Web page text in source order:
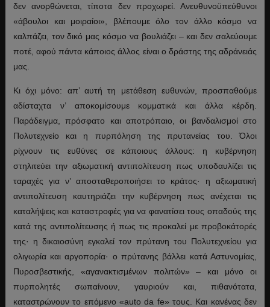
δεν ανορθώνεται, τίποτα δεν προχωρεί. Ανευθυνοϋπεύθυνοι
«άβουλοι και μοιραίοι», βλέπουμε όλο τον άλλο κόσμο να
καλπάζει, τον δικό μας κόσμο να βουλιάζει – και δεν σαλεύουμε
ποτέ, αφού πάντα κάποιος άλλος είναι ο δράστης της αδράνειάς
μας.
Κι όχι μόνο: απ’ αυτή τη μετάθεση ευθυνών, προσπαθούμε
αδίσταχτα ν’ αποκομίσουμε κομματικά και άλλα κέρδη.
Παράδειγμα, πρόσφατο και αποτρόπαιο, οι βανδαλισμοί στο
Πολυτεχνείο και η πυρπόληση της πρυτανείας του. Όλοι
ρίχνουν τις ευθύνες σε κάποιους άλλους: η κυβέρνηση
στηλιτεύει την αξιωματική αντιπολίτευση πως υποδαυλίζει τις
ταραχές για ν’ αποσταθεροποιήσει το κράτος· η αξιωματική
αντιπολίτευση καυτηριάζει την κυβέρνηση πως ανέχεται τις
καταλήψεις και καταστροφές για να φανατίσει τους οπαδούς της
κατά της αντιπολίτευσης ή πως τις προκαλεί με προβοκάτορές
της· η δικαιοσύνη εγκαλεί τον πρύτανη του Πολυτεχνείου για
ολιγωρία και αργοπορία· ο πρύτανης βάλλει κατά Αστυνομίας,
Πυροσβεστικής, «αγανακτισμένων πολιτών» – και μόνο οι
πυρπολητές σωπαίνουν, γαυριούν και, πιθανότατα,
καταστρώνουν το επόμενο «auto da fe» τους. Και κανένας δεν